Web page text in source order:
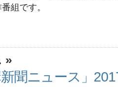
組です。
»
聞ニュース」